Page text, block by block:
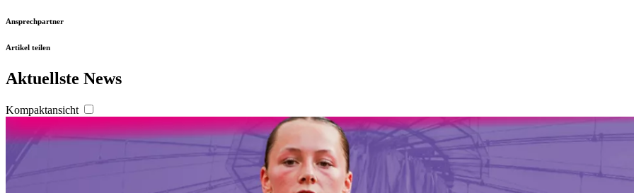
Ansprechpartner
Artikel teilen
Aktuellste News
Kompaktansicht